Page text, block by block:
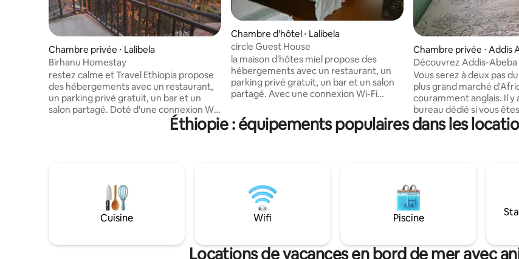
Chambre privée ⋅ Lalibela
Birhanu Homestay
restez calme et Travel Ethiopia propose
des hébergements avec un restaurant,
un parking privé gratuit, un bar et un
salon partagé. Doté d'une connexion Wi-
Fi gratuite, cet hôtel 3 étoiles propose un
service de chambre et un distributeur
propriété offre un service de navette
Chambre d'hôtel ⋅ Lalibela
circle Guest House
la maison d'hôtes miel propose des
hébergements avec un restaurant, un
parking privé gratuit, un bar et un salon
partagé. Avec une connexion Wi-Fi
service en chambre et un distributeur
automatique de billets. L'établissement
navette aéroport.
Chambre privée ⋅ Addis
Découvrez Addis-Abeba
confortable.
Vous serez à deux pas
plus grand marché
couramment anglais. Il y
bureau dédié si vous
affaires. De nombreuses
européennes sont à
l'agitation dans les rues
Éthiopie : équipements populaires dans les
Cuisine Wifi Piscine
Locations de vacances en bord de mer avec